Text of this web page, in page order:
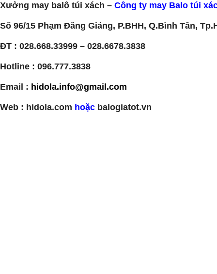
Xưởng may balô túi xách – Công ty may Balo túi
Số 96/15 Phạm Đăng Giảng, P.BHH, Q.Bình Tân,
ĐT : 028.668.33999 – 028.6678.3838
Hotline : 096.777.3838
Email : hidola.info@gmail.com
Web : hidola.com hoặc balogiatot.vn